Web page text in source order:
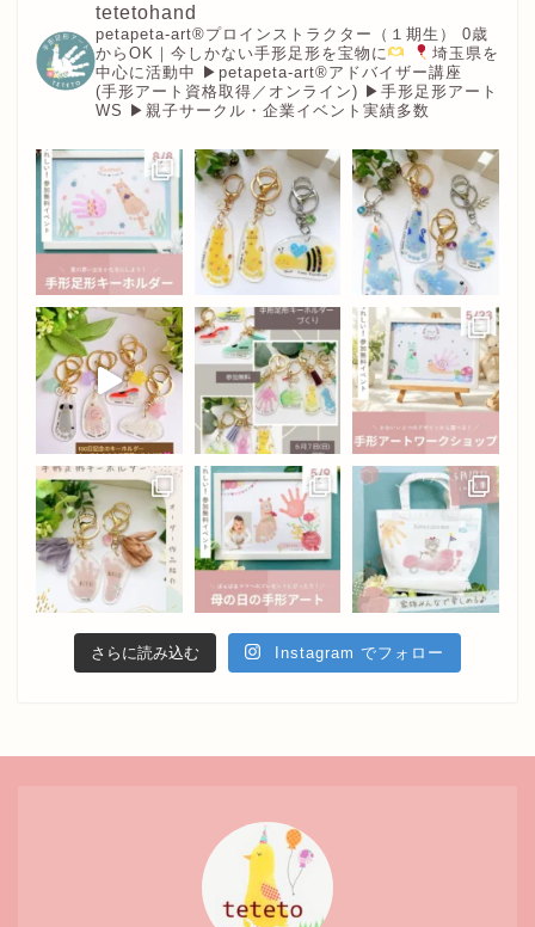
tetetohand
petapeta-art®︎プロインストラクター（１期生）
0歳
からOK｜今しかない手形足形を宝物に
埼玉県を
中心に活動中 ▶︎petapeta-art®アドバイザー講座
(手形アート資格取得／オンライン) ▶︎手形足形アート
WS ▶︎親子サークル・企業イベント実績多数
さらに読み込む Instagram でフォロー